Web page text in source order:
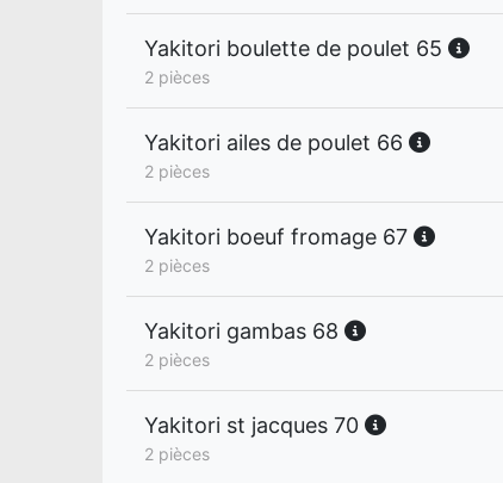
Yakitori boulette de poulet 65
2 pièces
Yakitori ailes de poulet 66
2 pièces
Yakitori boeuf fromage 67
2 pièces
Yakitori gambas 68
2 pièces
Yakitori st jacques 70
2 pièces